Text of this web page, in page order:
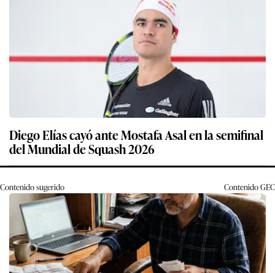
Diego Elías cayó ante Mostafa Asal en la semifinal
del Mundial de Squash 2026
Contenido sugerido ContenidoGEC